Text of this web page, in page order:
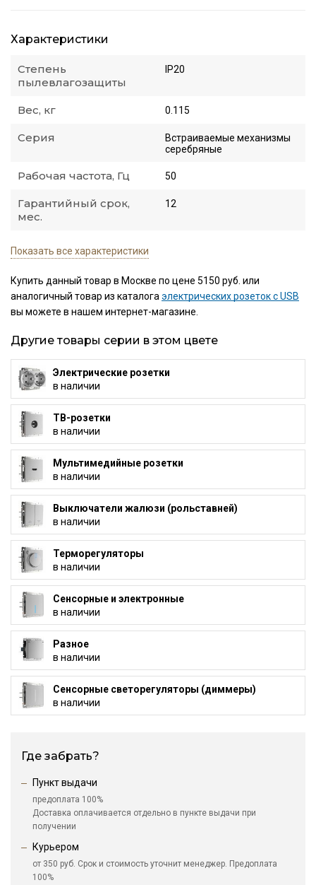
Характеристики
Степень
пылевлагозащиты
IP20
Вес, кг 0.115
Серия
Встраиваемые механизмы
серебряные
Рабочая частота, Гц 50
Гарантийный срок,
мес.
12
Показать все характеристики
Купить данный товар в Москве по цене 5150 руб. или
аналогичный товар из каталогаэлектрических розеток с USB
вы можете в нашем интернет-магазине.
Другие товары серии в этом цвете
Электрические розетки
в наличии
ТВ-розетки
в наличии
Мультимедийные розетки
в наличии
Выключатели жалюзи (рольставней)
в наличии
Терморегуляторы
в наличии
Сенсорные и электронные
в наличии
Разное
в наличии
Сенсорные светорегуляторы (диммеры)
в наличии
Где забрать?
Пункт выдачи
предоплата 100%
Доставка оплачивается отдельно в пункте выдачи при
получении
Курьером
от 350 руб. Срок и стоимость уточнит менеджер. Предоплата
100%